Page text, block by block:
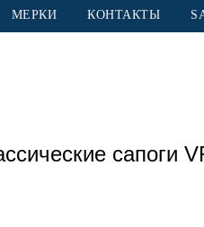
МЕРКИ КОНТАКТЫ
сапоги